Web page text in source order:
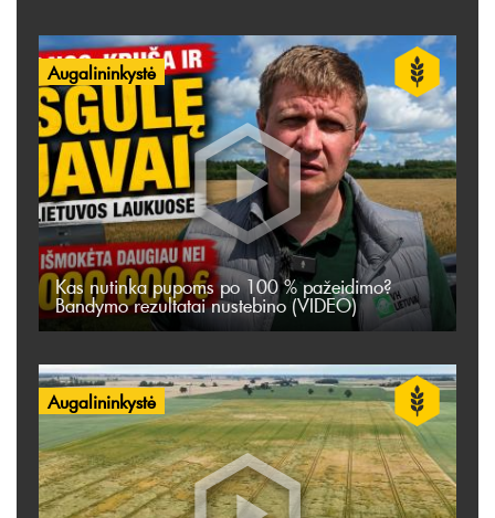
Augalininkystė
Kas nutinka pupoms po 100 % pažeidimo?
Bandymo rezultatai nustebino (VIDEO)
Augalininkystė